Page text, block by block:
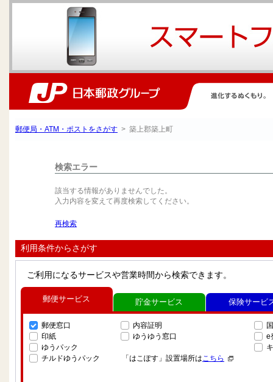
郵便局・ATM・ポストをさがす > 築上郡築上町
検索エラー
該当する情報がありませんでした。
入力内容を変えて再度検索してください。
再検索
利用条件からさがす
ご利用になるサービスや営業時間から検索できます。
郵便サービス
郵便窓口
印紙
ゆうパック
チルドゆうパック
内容証明
ゆうゆう窓口
「はこぽす」設置場所はこちら
e
貯金サービス 保険サービ